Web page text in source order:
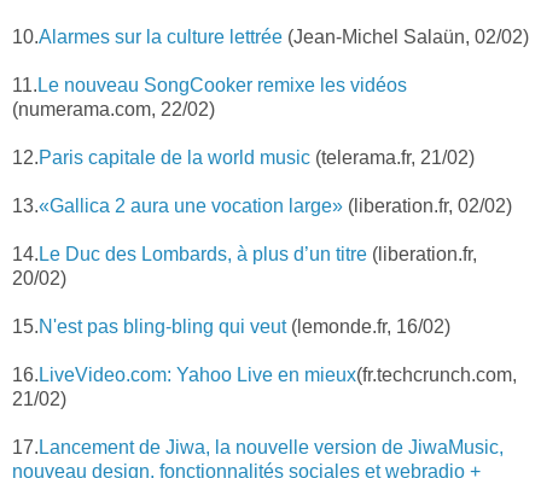
10.Alarmes sur la culture lettrée (Jean-Michel Salaün, 02/02)
11. Le nouveau SongCooker remixe les vidéos
(numerama.com, 22/02)
12.Paris capitale de la world music (telerama.fr, 21/02)
13.«Gallica 2 aura une vocation large» (liberation.fr, 02/02)
14. Le Duc des Lombards, à plus d’un titre (liberation.fr,
20/02)
15.N'est pas bling-bling qui veut(lemonde.fr, 16/02)
16. LiveVideo.com: Yahoo Live en mieux(fr.techcrunch.com,
21/02)
17. Lancement de Jiwa, la nouvelle version de JiwaMusic,
nouveau design, fonctionnalités sociales et webradio +